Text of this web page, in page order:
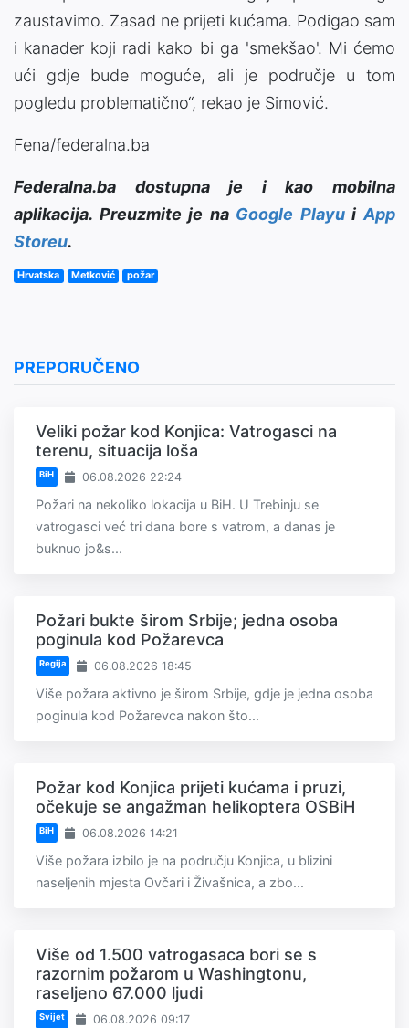
zaustavimo. Zasad ne prijeti kućama. Podigao sam
i kanader koji radi kako bi ga 'smekšao'. Mi ćemo
ući gdje bude moguće, ali je područje u tom
pogledu problematično“, rekao je Simović.
Fena/federalna.ba
Federalna.ba dostupna je i kao mobilna
aplikacija. Preuzmite je na Google PlayuiApp
Storeu.
Hrvatska Metković požar
PREPORUČENO
Veliki požar kod Konjica: Vatrogasci na
terenu, situacija loša
BiH 06.08.2026 22:24
Požari na nekoliko lokacija u BiH. U Trebinju se
vatrogasci već tri dana bore s vatrom, a danas je
buknuo jo&s...
Požari bukte širom Srbije; jedna osoba
poginula kod Požarevca
Regija 06.08.2026 18:45
Više požara aktivno je širom Srbije, gdje je jedna osoba
poginula kod Požarevca nakon što...
Požar kod Konjica prijeti kućama i pruzi,
očekuje se angažman helikoptera OSBiH
BiH 06.08.2026 14:21
Više požara izbilo je na području Konjica, u blizini
naseljenih mjesta Ovčari i Živašnica, a zbo...
Više od 1.500 vatrogasaca bori se s
razornim požarom u Washingtonu,
raseljeno 67.000 ljudi
Svijet 06.08.2026 09:17